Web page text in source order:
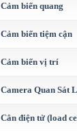
Cảm biến quang
Cảm biến tiệm cận
Cảm biến vị trí
Camera Quan Sát
Cân điện tử (load